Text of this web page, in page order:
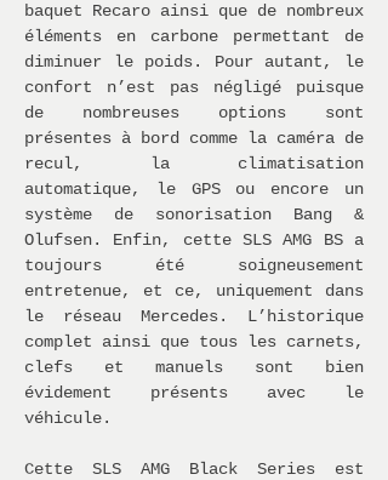
baquet Recaro ainsi que de nombreux
éléments en carbone permettant de
diminuer le poids. Pour autant, le
confort n’est pas négligé puisque
de nombreuses options sont
présentes à bord comme la caméra de
recul, la climatisation
automatique, le GPS ou encore un
système de sonorisation Bang &
Olufsen. Enfin, cette SLS AMG BS a
toujours été soigneusement
entretenue, et ce, uniquement dans
le réseau Mercedes. L’historique
complet ainsi que tous les carnets,
clefs et manuels sont bien
évidement présents avec le
véhicule.
Cette SLS AMG Black Series est